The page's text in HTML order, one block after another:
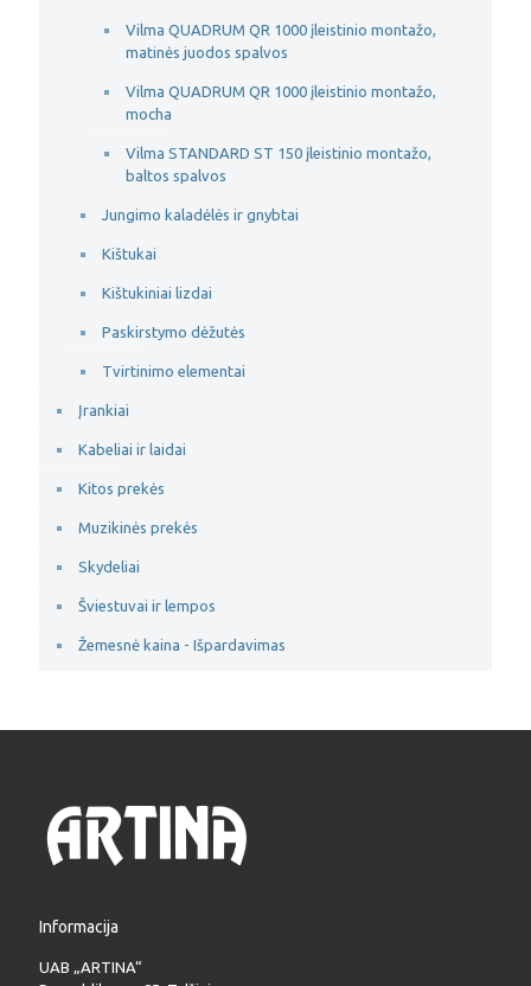
Vilma QUADRUM QR 1000 įleistinio montažo,
matinės juodos spalvos
Vilma QUADRUM QR 1000 įleistinio montažo,
mocha
Vilma STANDARD ST 150 įleistinio montažo,
baltos spalvos
Jungimo kaladėlės ir gnybtai
Kištukai
Kištukiniai lizdai
Paskirstymo dėžutės
Tvirtinimo elementai
Įrankiai
Kabeliai ir laidai
Kitos prekės
Muzikinės prekės
Skydeliai
Šviestuvai ir lempos
Žemesnė kaina - Išpardavimas
Informacija
UAB „ARTINA“